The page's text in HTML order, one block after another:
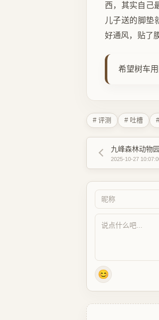
西，其实自己
儿子送的脚垫
好通风，贴了
希望树车
# 评测 # 吐槽
九峰森林动物
2025-10-27
😊